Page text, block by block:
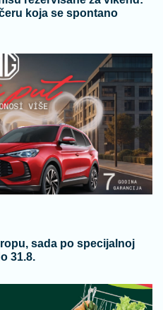
koja se spontano
sada po specijalnoj
31.8.